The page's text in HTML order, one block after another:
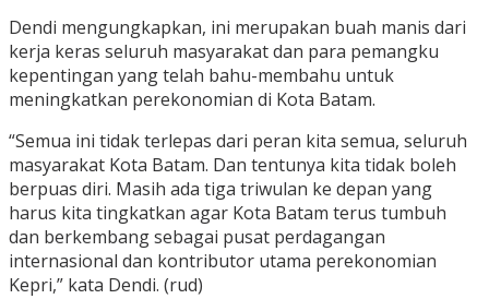
Dendi mengungkapkan, ini merupakan buah manis dari
kerja keras seluruh masyarakat dan para pemangku
kepentingan yang telah bahu-membahu untuk
meningkatkan perekonomian di Kota Batam.
“Semua ini tidak terlepas dari peran kita semua, seluruh
masyarakat Kota Batam. Dan tentunya kita tidak boleh
berpuas diri. Masih ada tiga triwulan ke depan yang
harus kita tingkatkan agar Kota Batam terus tumbuh
dan berkembang sebagai pusat perdagangan
internasional dan kontributor utama perekonomian
Kepri,” kata Dendi. (rud)